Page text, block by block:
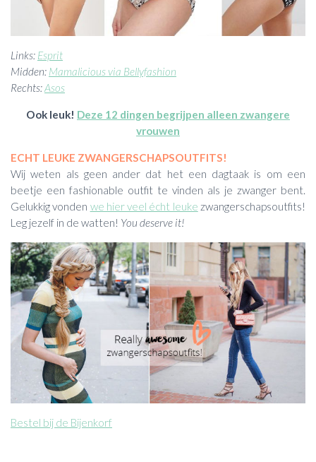
Links: Esprit
Midden: Mamalicious via Bellyfashion
Rechts:Asos
Ook leuk! Deze 12 dingen begrijpen alleen zwangere
vrouwen
ECHT LEUKE ZWANGERSCHAPSOUTFITS!
Wij weten als geen ander dat het een dagtaak is om een
beetje een fashionable outfit te vinden als je zwanger bent.
Gelukkig vonden we hier veel écht leuke zwangerschapsoutfits!
Leg jezelf in de watten! You deserve it!
Bestel bij de Bijenkorf